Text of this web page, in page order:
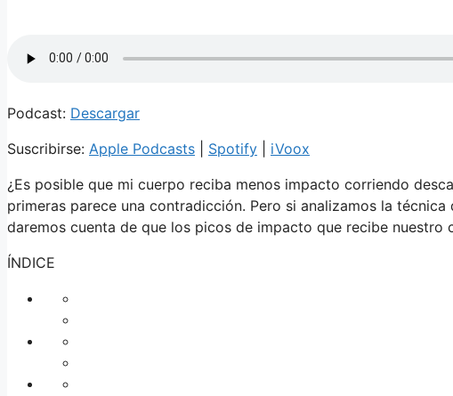
Podcast: Descargar
Suscribirse: Apple Podcasts Spotify
iVoox
¿Es posible que mi cuerpo reciba menos impacto corriendo
primeras parece una contradicción. Pero si analizamos la
daremos cuenta de que los picos de impacto que recibe nuestro
ÍNDICE